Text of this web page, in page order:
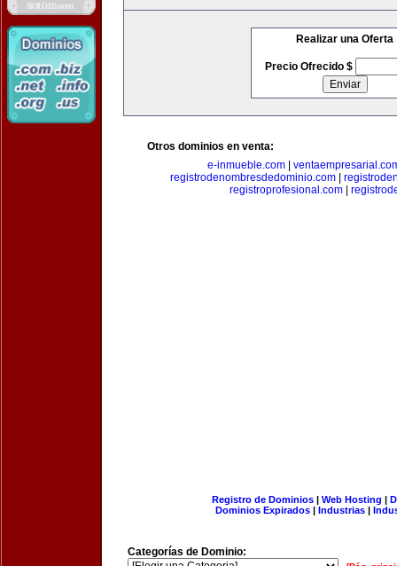
Realizar una Oferta
Precio Ofrecido $
Otros dominios en venta:
e-inmueble.com
registrodenombresdedominio.com|
registroprofesional.com|
Registro de Dominios| Web Hosting |
Dominios Expirados | Industrias |
Categorías de Dominio: